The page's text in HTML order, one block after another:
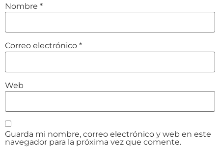
Nombre *
Correo electrónico *
Web
Guarda mi nombre, correo electrónico y web en este
navegador para la próxima vez que comente.